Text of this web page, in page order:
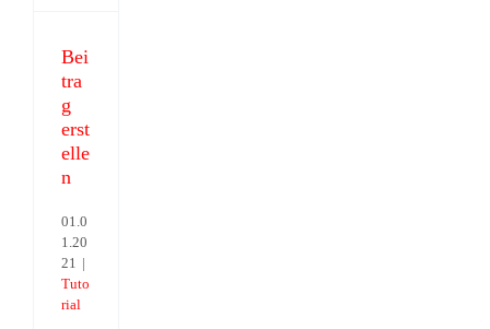
Bei
tra
g
erst
elle
n
01.0
1.20
21 |
Tuto
rial